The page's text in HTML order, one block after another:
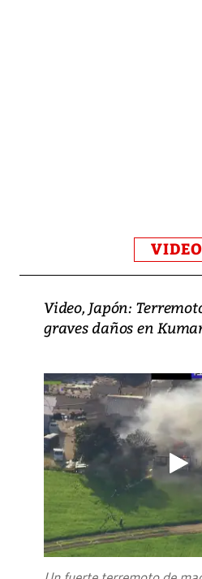
Video, Japón:
graves daños en